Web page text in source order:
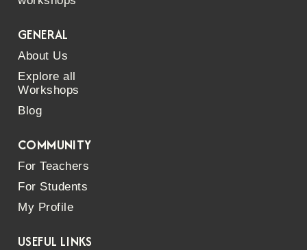
GENERAL
About Us
Explore all
Workshops
Blog
COMMUNITY
For Teachers
For Students
My Profile
USEFUL LINKS